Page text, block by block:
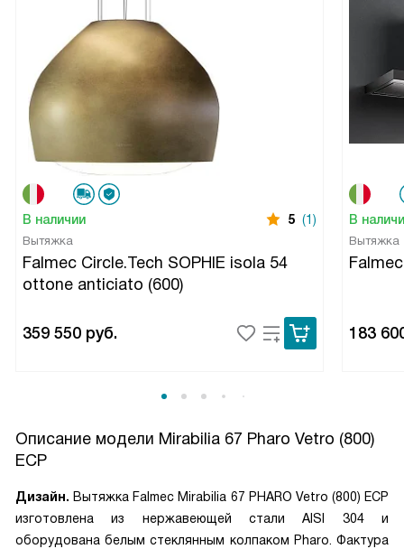
В наличии 5 (1)
Вытяжка
Falmec Circle.Tech SOPHIE isola 54
ottone anticiato (600)
359 550 руб.
В
Вытяжка
183
Описание модели Mirabilia 67 Pharo Vetro (800)
ECP
Дизайн. Вытяжка Falmec Mirabilia 67 PHARO Vetro (800) ECP
изготовлена из нержавеющей стали AISI 304 и
оборудована белым стеклянным колпаком Pharo. Фактура